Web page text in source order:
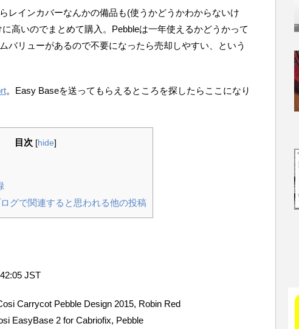
レインカバーなんかの備品も(使うかどうかわからないけ
高いのでまとめて購入。Pebbleは一年使えるかどうかって
バリューがあるので不要になったら売却しやすい、という
。Easy Baseを送ってもらえるところを探したらここになり
目次 [hide]
グで関連すると思われる他の投稿
JST
Carrycot Pebble Design 2015, Robin Red
EasyBase 2 for Cabriofix, Pebble